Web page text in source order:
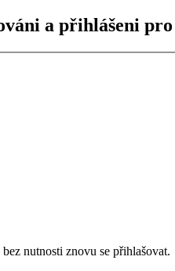
a přihlášeni
nutnosti znovu se přihlašovat.